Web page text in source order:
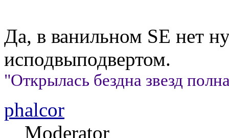
Да, в ванильном SE нет
исподвыподвертом.
"Открылась бездна звезд
phalcor
Moderator